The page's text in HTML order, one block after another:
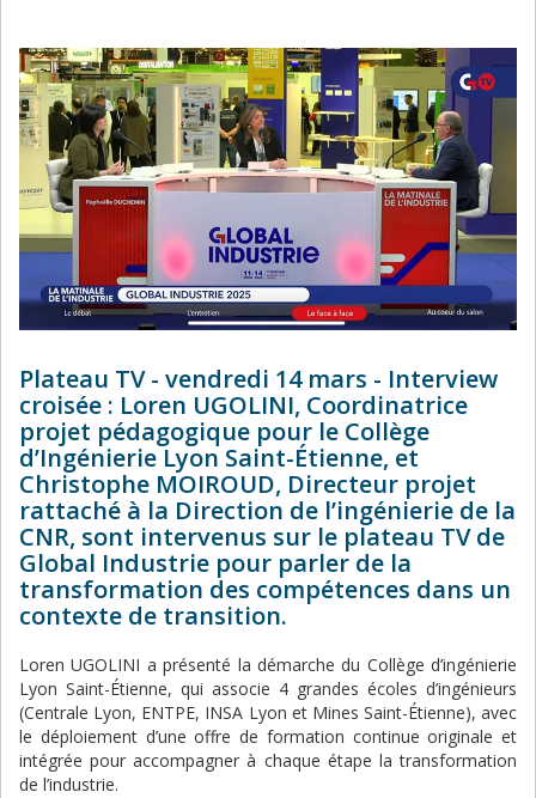
Image
Plateau TV - vendredi 14 mars - Interview
croisée : Loren UGOLINI, Coordinatrice
projet pédagogique pour le Collège
d’Ingénierie Lyon Saint-Étienne, et
Christophe MOIROUD, Directeur projet
rattaché à la Direction de l’ingénierie de la
CNR, sont intervenus sur le plateau TV de
Global Industrie pour parler de la
transformation des compétences dans un
contexte de transition.
Loren UGOLINI a présenté la démarche du Collège d’ingénierie
Lyon Saint-Étienne, qui associe 4 grandes écoles d’ingénieurs
(Centrale Lyon, ENTPE, INSA Lyon et Mines Saint-Étienne), avec
le déploiement d’une offre de formation continue originale et
intégrée pour accompagner à chaque étape la transformation
de l’industrie.